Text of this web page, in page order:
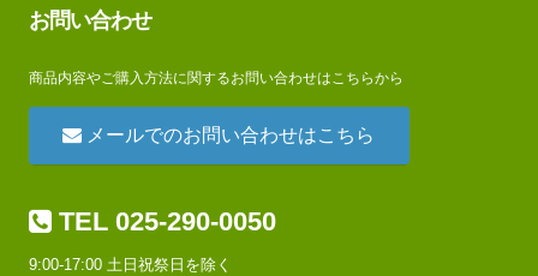
お問い合わせ
商品内容やご購入方法に関するお問い合わせはこちらから
メールでのお問い合わせはこちら
TEL 025-290-0050
9:00-17:00 土日祝祭日を除く